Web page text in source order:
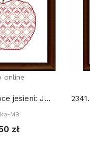
online
2075. - Owoce jesieni: Jabłko (PDF)
MB
zł